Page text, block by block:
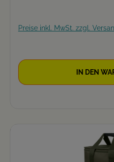
Preise inkl. MwSt. zzgl.
IN DEN